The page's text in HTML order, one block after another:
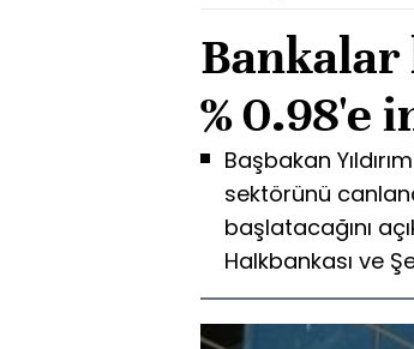
% 0.98'e
Başbakan
sektörünü
başlatacağını
Halkbankası ve